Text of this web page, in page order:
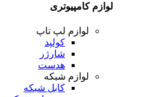
لوازم کامپیوتری
لوازم لپ تاپ
کولپد
شارژر
هدست
لوازم شبکه
کابل شبکه